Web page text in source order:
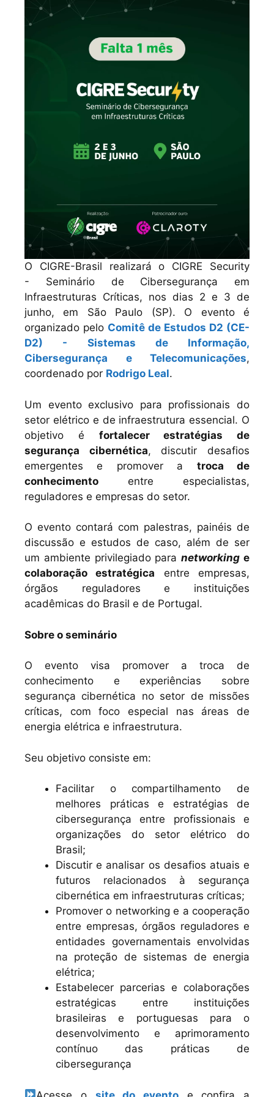
O CIGRE-Brasil realizará o CIGRE Security
- Seminário de Cibersegurança em
Infraestruturas Críticas, nos dias 2 e 3 de
junho, em São Paulo (SP). O evento é
organizado pelo Comitê de Estudos D2 (CE-
D2) - Sistemas de Informação,
Cibersegurança e Telecomunicações,
coordenado por Rodrigo Leal.
Um evento exclusivo para profissionais do
setor elétrico e de infraestrutura essencial. O
objetivo é fortalecer estratégias de
segurança cibernética, discutir desafios
emergentes e promover a troca de
conhecimento entre especialistas,
reguladores e empresas do setor.
O evento contará com palestras, painéis de
discussão e estudos de caso, além de ser
um ambiente privilegiado paranetworking e
colaboração estratégica entre empresas,
órgãos reguladores e instituições
acadêmicas do Brasil e de Portugal.
Sobre o seminário
O evento visa promover a troca de
conhecimento e experiências sobre
segurança cibernética no setor de missões
críticas, com foco especial nas áreas de
energia elétrica e infraestrutura.
Seu objetivo consiste em:
Facilitar o compartilhamento de
melhores práticas e estratégias de
cibersegurança entre profissionais e
organizações do setor elétrico do
Brasil;
Discutir e analisar os desafios atuais e
futuros relacionados à segurança
cibernética em infraestruturas críticas;
Promover o networking e a cooperação
entre empresas, órgãos reguladores e
entidades governamentais envolvidas
na proteção de sistemas de energia
elétrica;
Estabelecer parcerias e colaborações
estratégicas entre instituições
brasileiras e portuguesas para o
desenvolvimento e aprimoramento
contínuo das práticas de
cibersegurança